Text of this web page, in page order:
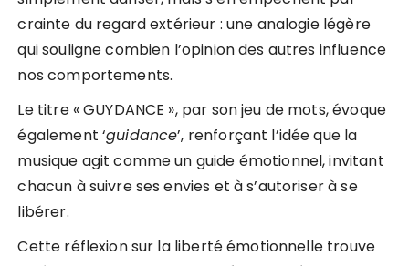
crainte du regard extérieur : une analogie légère
qui souligne combien l’opinion des autres influence
nos comportements.
Le titre « GUYDANCE », par son jeu de mots, évoque
également ‘guidance’, renforçant l’idée que la
musique agit comme un guide émotionnel, invitant
chacun à suivre ses envies et à s’autoriser à se
libérer.
Cette réflexion sur la liberté émotionnelle trouve